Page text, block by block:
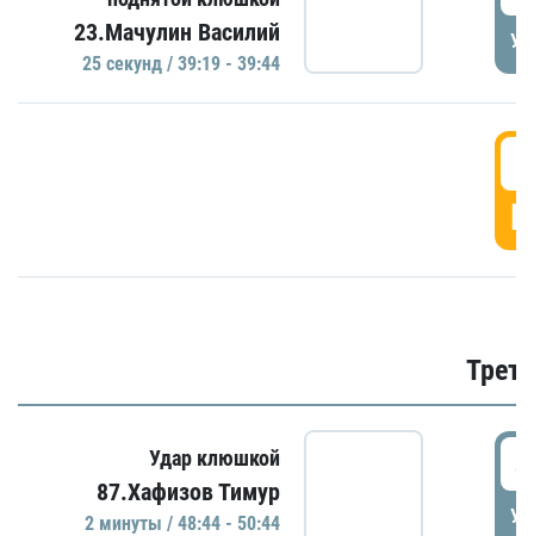
23.Мачулин Василий
25 секунд / 39:19 - 39:44
Удар клюшкой
87.Хафизов Тимур
2 минуты / 48:44 - 50:44